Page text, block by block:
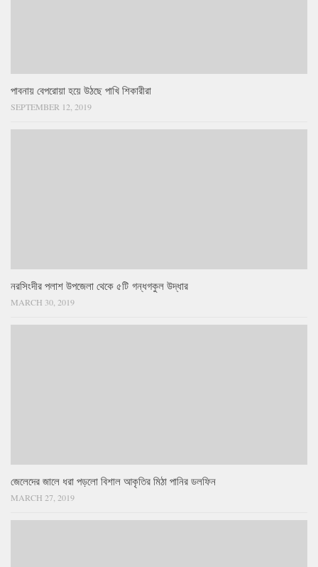
পাবনায় বেপরোয়া হয়ে উঠছে পাখি শিকারীরা
SEPTEMBER 12, 2019
নরসিংদীর পলাশ উপজেলা থেকে ৫টি গন্ধগকুল উদ্ধার
MARCH 30, 2019
জেলেদের জালে ধরা পড়লো বিশাল আকৃতির মিঠা পানির ডলফিন
MARCH 27, 2019